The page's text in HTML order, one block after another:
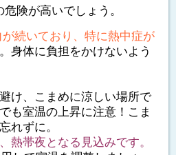
険が高いでしょう。
続いており、特に熱中症が
身体に負担をかけないよう
け、こまめに涼しい場所で
も室温の上昇に注意！こま
れずに。
熱帯夜となる見込みです。